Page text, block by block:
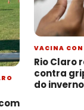
VACINA
LIBERADA
Rio Claro
contra
do inverno